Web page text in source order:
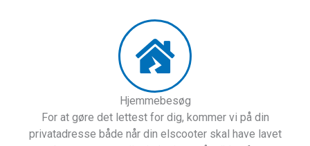
Hjemmebesøg
For at gøre det lettest for dig, kommer vi på din
privatadresse både når din elscooter skal have lavet